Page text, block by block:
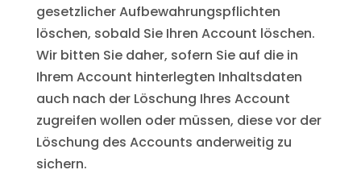
gesetzlicher Aufbewahrungspflichten
löschen, sobald Sie Ihren Account löschen.
Wir bitten Sie daher, sofern Sie auf die in
Ihrem Account hinterlegten Inhaltsdaten
auch nach der Löschung Ihres Account
zugreifen wollen oder müssen, diese vor der
Löschung des Accounts anderweitig zu
sichern.